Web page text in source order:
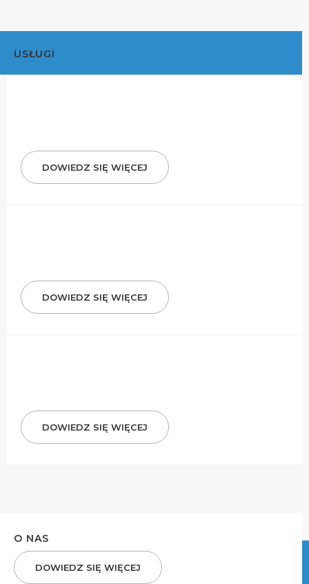
USŁUGI
DOWIEDZ SIĘ WIĘCEJ
DOWIEDZ SIĘ WIĘCEJ
DOWIEDZ SIĘ WIĘCEJ
O NAS
DOWIEDZ SIĘ WIĘCEJ